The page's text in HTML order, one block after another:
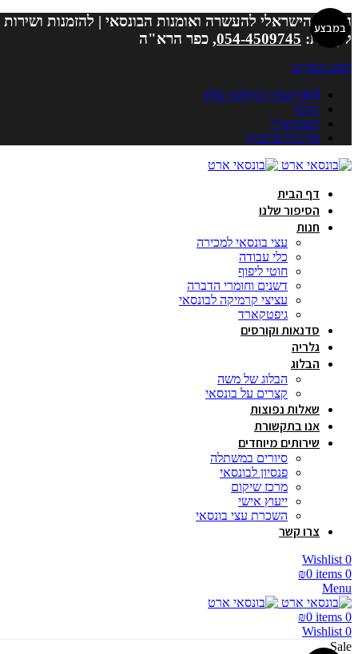
המרכז הישראלי להעשרה ואומנות הבונסאי | להזמנות ושירות
לקוחות: 054-4509745, כפר הרא"ה
חפש מוצרים
הרשמה לניוזלטר שלנו
תקנון
גיפטקארד
מדיניות פרטיות
דף הבית
הסיפור שלנו
חנות
עצי בונסאי למכירה
כלי עבודה
חוטי ליפוף
דשנים וחומרי הדברה
עציצי קרמיקה לבונסאי
גיפטקארד
סדנאות וקורסים
גלריה
הבלוג
הבלוג של משה
קצרים על בונסאי
שאלות נפוצות
אנו בתקשורת
שירותים מיוחדים
סיורים במשתלה
פנסיון לבונסאי
מרכז שיקום
ייעוץ אישי
השכרת עצי בונסאי
צרו קשר
0
Wishlist
0
items
₪0
Menu
0
items
₪0
0
Wishlist
Sale
במבצע